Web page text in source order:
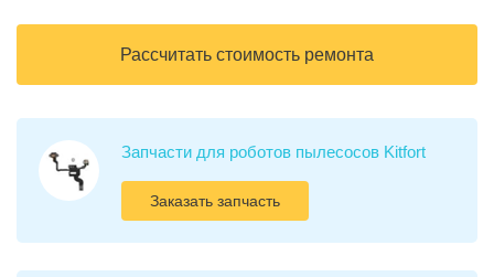
Рассчитать стоимость ремонта
Запчасти для роботов пылесосов Kitfort
Заказать запчасть